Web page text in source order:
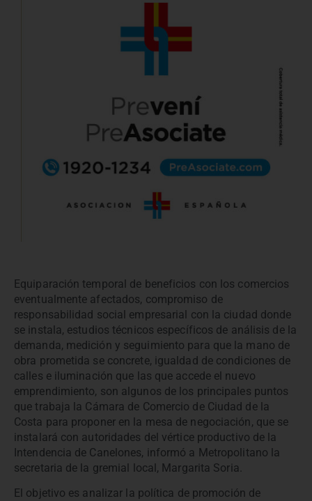
Equiparación temporal de beneficios con los comercios
eventualmente afectados, compromiso de
responsabilidad social empresarial con la ciudad donde
se instala, estudios técnicos específicos de análisis de la
demanda, medición y seguimiento para que la mano de
obra prometida se concrete, igualdad de condiciones de
calles e iluminación que las que accede el nuevo
emprendimiento, son algunos de los principales puntos
que trabaja la Cámara de Comercio de Ciudad de la
Costa para proponer en la mesa de negociación, que se
instalará con autoridades del vértice productivo de la
Intendencia de Canelones, informó a Metropolitano la
secretaria de la gremial local, Margarita Soria.
El objetivo es analizar la política de promoción de